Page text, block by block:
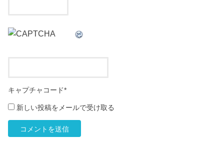
キャプチャコード*
新しい投稿をメールで受け取る